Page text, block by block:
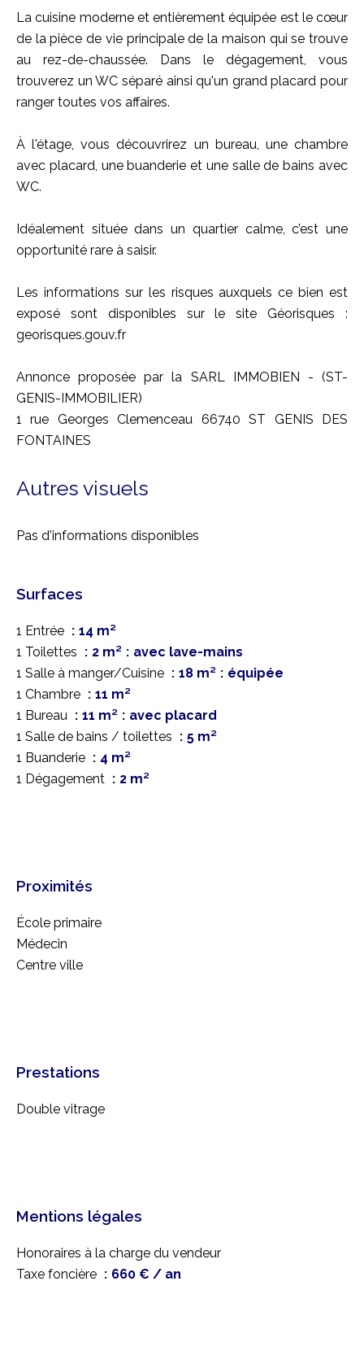
La cuisine moderne et entièrement équipée est le cœur
de la pièce de vie principale de la maison qui se trouve
au rez-de-chaussée. Dans le dégagement, vous
trouverez un WC séparé ainsi qu'un grand placard pour
ranger toutes vos affaires.
À l'étage, vous découvrirez un bureau, une chambre
avec placard, une buanderie et une salle de bains avec
WC.
Idéalement située dans un quartier calme, c’est une
opportunité rare à saisir.
Les informations sur les risques auxquels ce bien est
exposé sont disponibles sur le site Géorisques :
georisques.gouv.fr
Annonce proposée par la SARL IMMOBIEN - (ST-
GENIS-IMMOBILIER)
1 rue Georges Clemenceau 66740 ST GENIS DES
FONTAINES
Autres visuels
Pas d'informations disponibles
Surfaces
1 Entrée
14 m²
1 Toilettes
2 m²
avec lave-mains
1 Salle à manger/Cuisine
18 m²
équipée
1 Chambre
11 m²
1 Bureau
11 m²
avec placard
1 Salle de bains / toilettes
5 m²
1 Buanderie
4 m²
1 Dégagement
2 m²
Proximités
École primaire
Médecin
Centre ville
Prestations
Double vitrage
Mentions légales
Honoraires à la charge du vendeur
Taxe foncière
660 € / an